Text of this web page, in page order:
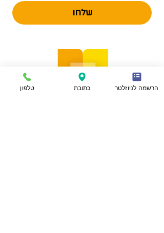
שלחו
טלפון כתובת הרשמה לניוזלטר